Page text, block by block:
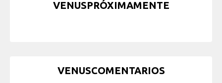
VENUSPRÓXIMAMENTE
VENUSCOMENTARIOS